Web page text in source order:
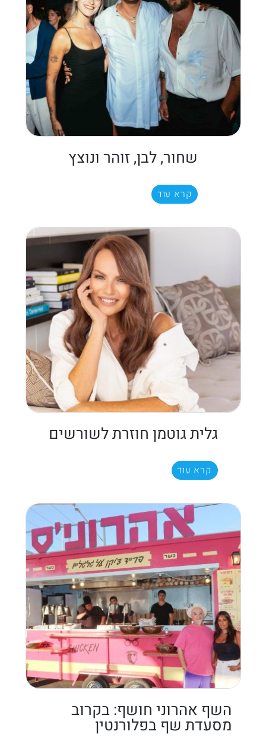
שחור, לבן, זוהר ונוצץ
קרא עוד
גלית גוטמן חוזרת לשורשים
קרא עוד
השף אהרוני חושף: בקרוב
מסעדת שף בפלורנטין